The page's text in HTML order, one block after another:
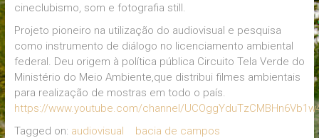
cineclubismo, som e fotografia still.
Projeto pioneiro na utilização do audiovisual e pesquisa
como instrumento de diálogo no licenciamento ambiental
federal. Deu origem à política pública Circuito Tela Verde do
Ministério do Meio Ambiente,que distribui filmes ambientais
para realização de mostras em todo o país.
https://www.youtube.com/channel/
Tagged on: audiovisual
bacia de campos